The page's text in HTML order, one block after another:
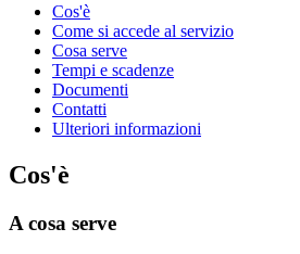
Cos'è
Come si accede al servizio
Cosa serve
Tempi e scadenze
Documenti
Contatti
Ulteriori informazioni
Cos'è
A cosa serve